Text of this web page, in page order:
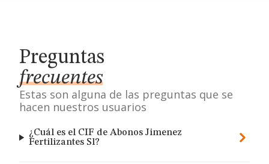
Preguntas
frecuentes
Estas son alguna de las preguntas que se
hacen nuestros usuarios
¿Cuál es el CIF de Abonos Jimenez
Fertilizantes Sl?